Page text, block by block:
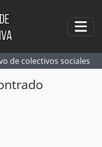
de colectivos sociales